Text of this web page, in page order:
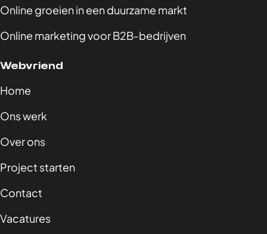
Online groeien in een duurzame markt
Online marketing voor B2B-bedrijven
Webvriend
Home
Ons werk
Over ons
Project starten
Contact
Vacatures